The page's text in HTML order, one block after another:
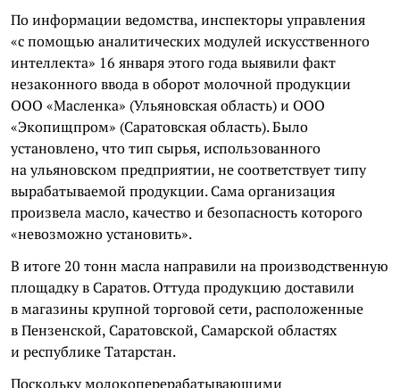
По информации ведомства, инспекторы управления
«с помощью аналитических модулей искусственного
интеллекта» 16 января этого года выявили факт
незаконного ввода в оборот молочной продукции
ООО «Масленка» (Ульяновская область) и ООО
«Экопищпром» (Саратовская область). Было
установлено, что тип сырья, использованного
на ульяновском предприятии, не соответствует типу
вырабатываемой продукции. Сама организация
произвела масло, качество и безопасность которого
«невозможно установить».
В итоге 20 тонн масла направили на производственную
площадку в Саратов. Оттуда продукцию доставили
в магазины крупной торговой сети, расположенные
в Пензенской, Саратовской, Самарской областях
и республике Татарстан.
Поскольку молокоперерабатывающими